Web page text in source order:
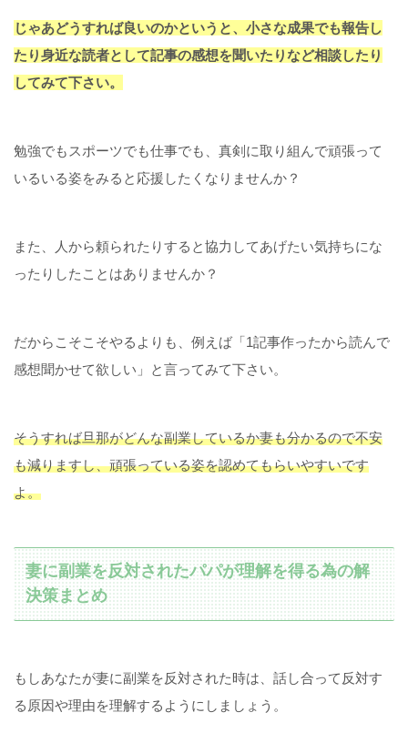
じゃあどうすれば良いのかというと、小さな成果でも報告し
たり身近な読者として記事の感想を聞いたりなど相談したり
してみて下さい。
勉強でもスポーツでも仕事でも、真剣に取り組んで頑張って
いるいる姿をみると応援したくなりませんか？
また、人から頼られたりすると協力してあげたい気持ちにな
ったりしたことはありませんか？
だからこそこそやるよりも、例えば「1記事作ったから読んで
感想聞かせて欲しい」と言ってみて下さい。
そうすれば旦那がどんな副業しているか妻も分かるので不安
も減りますし、頑張っている姿を認めてもらいやすいです
よ。
妻に副業を反対されたパパが理解を得る為の解
決策まとめ
もしあなたが妻に副業を反対された時は、話し合って反対す
る原因や理由を理解するようにしましょう。